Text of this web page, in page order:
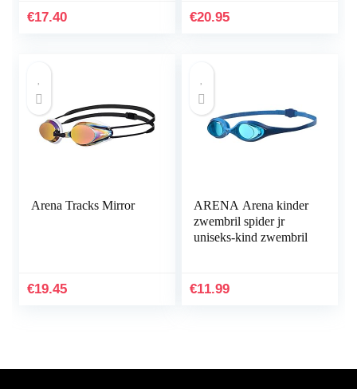
€17.40 €20.95
Arena Tracks Mirror
€19.45
ARENA Arena kinder
zwembril spider jr
uniseks-kind zwembril
€11.99